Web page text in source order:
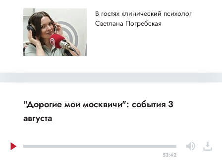
В гостях клинический психолог
Светлана Погребская
"Дорогие мои москвичи": события 3
августа
53:42